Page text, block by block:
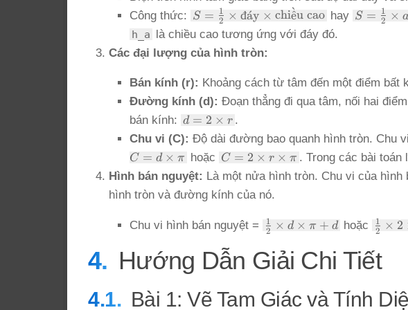
Công thức: S =
\frac{1}
{2} \times
\text{đáy}
\text{chiều
cao}
S = 2
1 × đa
ˊy × chie
ˆ
ˋu cao hay S =
\frac{1}
h_a
S = 2
1 × a
h_a là chiều cao tương ứng với đáy đó.
Các đại lượng của hình tròn:
Bán kính (r): Khoảng cách từ tâm đến một điểm bất
Đường kính (d): Đoạn thẳng đi qua tâm, nối hai
bán kính: d = 2
\times
r
d = 2 × r .
Chu vi (C): Độ dài đường bao quanh hình tròn. Chu
C = d × π hoặc C = 2
\times
r
\times
C = 2 × r × π . Trong các bài
Hình bán nguyệt: Là một nửa hình tròn. Chu vi của
hình tròn và đường kính của nó.
Chu vi hình bán nguyệt = \frac{1}
{2}
\times d
\times
2
1 × d × π + d hoặc
{2}
\times
\times
\pi +
2
1 × 2
Hướng Dẫn Giải Chi Tiết
Bài 1: Vẽ Tam Giác và Tính